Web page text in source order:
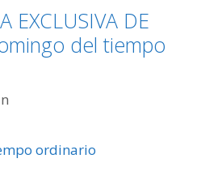
EXCLUSIVA DE
del tiempo